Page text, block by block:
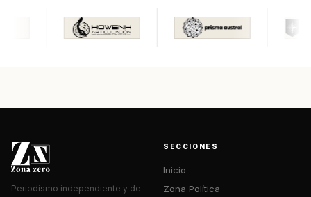
Periodismo independiente y de
SECCIONES
Inicio
Zona Política